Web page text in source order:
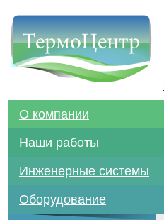
О компании
Наши работы
Инженерные системы
Оборудование